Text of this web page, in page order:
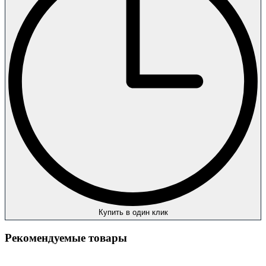
Купить в один клик
Рекомендуемые товары